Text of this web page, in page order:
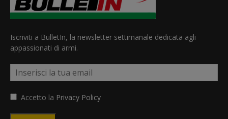
Iscriviti a BulletIn, la newsletter settimanale dedicata agli
appassionati di armi.
Accetto la Privacy Policy